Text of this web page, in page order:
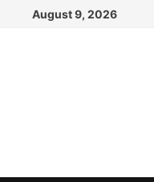
August 9, 2026